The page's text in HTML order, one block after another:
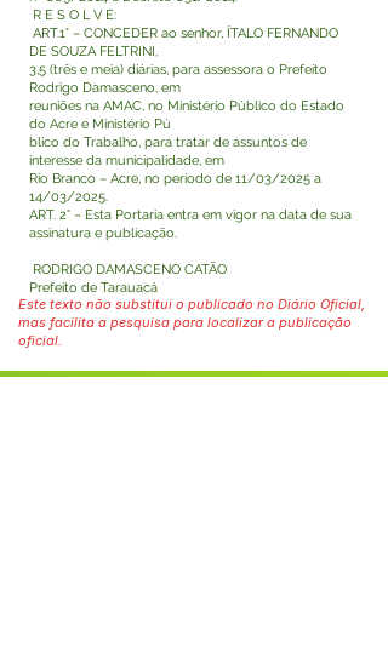
R E S O L V E:
ART.1° – CONCEDER ao senhor, ÍTALO FERNANDO
DE SOUZA FELTRINI,
3,5 (três e meia) diárias, para assessora o Prefeito
Rodrigo Damasceno, em
reuniões na AMAC, no Ministério Público do Estado
do Acre e Ministério Pú
blico do Trabalho, para tratar de assuntos de
interesse da municipalidade, em
Rio Branco – Acre, no período de 11/03/2025 a
14/03/2025.
ART. 2° – Esta Portaria entra em vigor na data de sua
assinatura e publicação.
RODRIGO DAMASCENO CATÃO
Prefeito de Tarauacá
Este texto não substitui o publicado no Diário Oficial,
mas facilita a pesquisa para localizar a publicação
oficial.